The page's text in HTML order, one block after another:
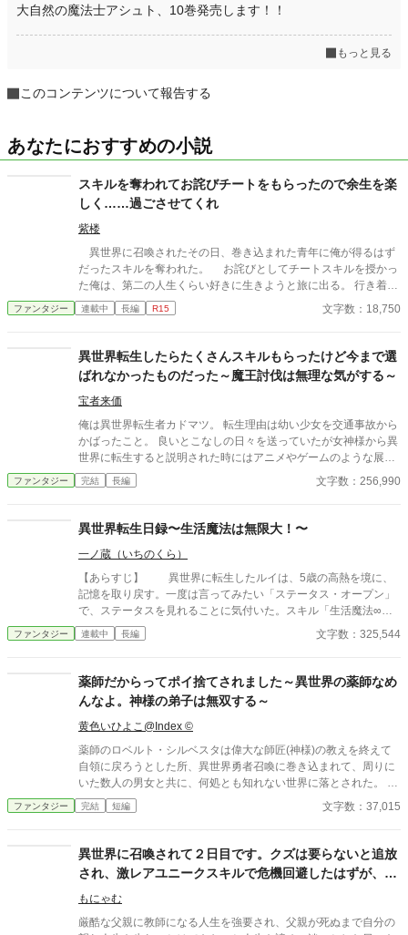
大自然の魔法士アシュト、10巻発売します！！
もっと見る
このコンテンツについて報告する
あなたにおすすめの小説
スキルを奪われてお詫びチートをもらったので余生を楽
しく……過ごさせてくれ
紫楼
異世界に召喚されたその日、巻き込まれた青年に俺が得るはず
だったスキルを奪われた。 お詫びとしてチートスキルを授かっ
た俺は、第二の人生くらい好きに生きようと旅に出る。 行き着い
た先は、寂れた町の場末の酒場だ。 なぜか客は男ばかりだが、
日雇い冒険者や恐妻家の肉屋たちとの気楽な毎日は悪くない。
へ通ってくる理由だけは、さっぱりわからない。 「お前らツケは
やめろ」 そんな穏やかな日々を送っていたはずなのに、ある
日、酒場へ厄介な依頼が舞い込んできた――。 他サイトでも掲
ファンタジー 連載中 長編 R15 文字数：18,750
異世界転生したらたくさんスキルもらったけど今まで選
ばれなかったものだった～魔王討伐は無理な気がする～
宝者来価
俺は異世界転生者カドマツ。 転生理由は幼い少女を交通事故から
かばったこと。 良いとこなしの日々を送っていたが女神様から異
世界に転生すると説明された時にはアニメやゲームのような展開
を期待したりもした。 例えばモンスターを倒して国を救いヒロイ
ンと結ばれるなど。 けれど与えられた【今まで選ばれなかったス
のばかり。 同じ転生者でイケメン王子のレイニーに出迎えられ歓
迎される。 彼は【スキル：水】を使う最強で理想的な異世界転生
者に思えたのだが―――！？ ※小説家になろう様にも掲載してい
ます。
ファンタジー 完結 長編 文字数：256,990
異世界転生日録〜生活魔法は無限大！〜
一ノ蔵（いちのくら）
【あらすじ】 異世界に転生したルイは、5歳の高熱を境に、
記憶を取り戻す。一度は言ってみたい「ステータス・オープン」
で、ステータスを見れることに気付いた。スキル「生活魔法∞
（無限大）」を発見。その意味を知るルイは、仄かに期待を抱い
た。 それと同時に、今世の出自である農家の四男は、長男大事
スにあったスキルの一つ「鑑定」を使い、村のお婆（薬師）相手
に、金策を開始。 十歳の時に行われたスキル鑑定の結果を父に
伝えたが、農家向きのスキルではなかったルイは「家の役には立
たない」と判断され、早々に家を追い出される。 だが、追放
ありがとう！とばかりに、生活魔法を知るべく、図書館がある街
を目指すことにしたルイ。 最初に訪れた街・ゼントで、冒険者
登録を済ませる。だがそのギルドの資料室で、前世の文字である
漢字が、この世界の魔法文字だという事実を知ることになる。
この世界の魔法文字を試したルイは、魔法文字の奥深さに気づい
者ギルドのギルドマスターや、魔法具師のバレンと共に過ごすう
ちに、バレンのお師匠様の危機を知る。 そして彼に会いにいく
メットだった。 旅の道中もさることながら、魔法都市について
も、色々な人に巻き込まれる運命にあるルイだったが……それを
ファンタジー 連載中 長編 文字数：325,544
薬師だからってポイ捨てされました～異世界の薬師なめ
んなよ。神様の弟子は無双する～
黄色いひよこ@Index ©
薬師のロベルト・シルベスタは偉大な師匠(神様)の教えを終えて
自領に戻ろうとした所、異世界勇者召喚に巻き込まれて、周りに
いた数人の男女と共に、何処とも知れない世界に落とされた。
─── からの～数年後 ──── 俺が此処に来て幾日が過ぎただろ
う。 ここは俺が生まれ育った場所とは全く違う、環境が全然違
いいから。急な事で済まねえが、俺もちっせえパーティーの長
だ。より良きパーティーの運営の為、泣く泣くお前を切らなきゃ
ならなくなった。ただ、俺も薄情な奴じゃねぇつもりだ。今日ま
での給料に、迷惑料としてちと上乗せして払っておくから、穏便
に頼む。断れば上乗せは無しでクビにする」 そう言われて俺に
何が言えよう、これで何回目か？ まぁ、薬師の扱いなどこんなも
ファンタジー 完結 短編 文字数：37,015
異世界に召喚されて２日目です。クズは要らないと追放
され、激レアユニークスキルで危機回避したはずが、ト
ラブル続きで泣きそうです。
もにゃむ
厳酷な父親に教師になる人生を強要され、父親が死ぬまで自分の